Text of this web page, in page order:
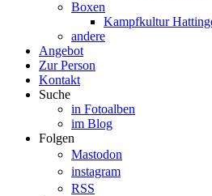
Boxen
Kampfkultur
andere
Angebot
Zur Person
Kontakt
Suche
in Fotoalben
im Blog
Folgen
Mastodon
instagram
RSS